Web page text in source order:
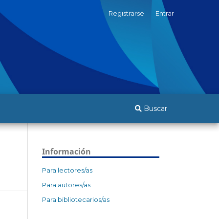
Buscar
Registrarse Entrar
Información
Para lectores/as
Para autores/as
Para bibliotecarios/as